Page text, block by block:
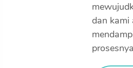
dan kami